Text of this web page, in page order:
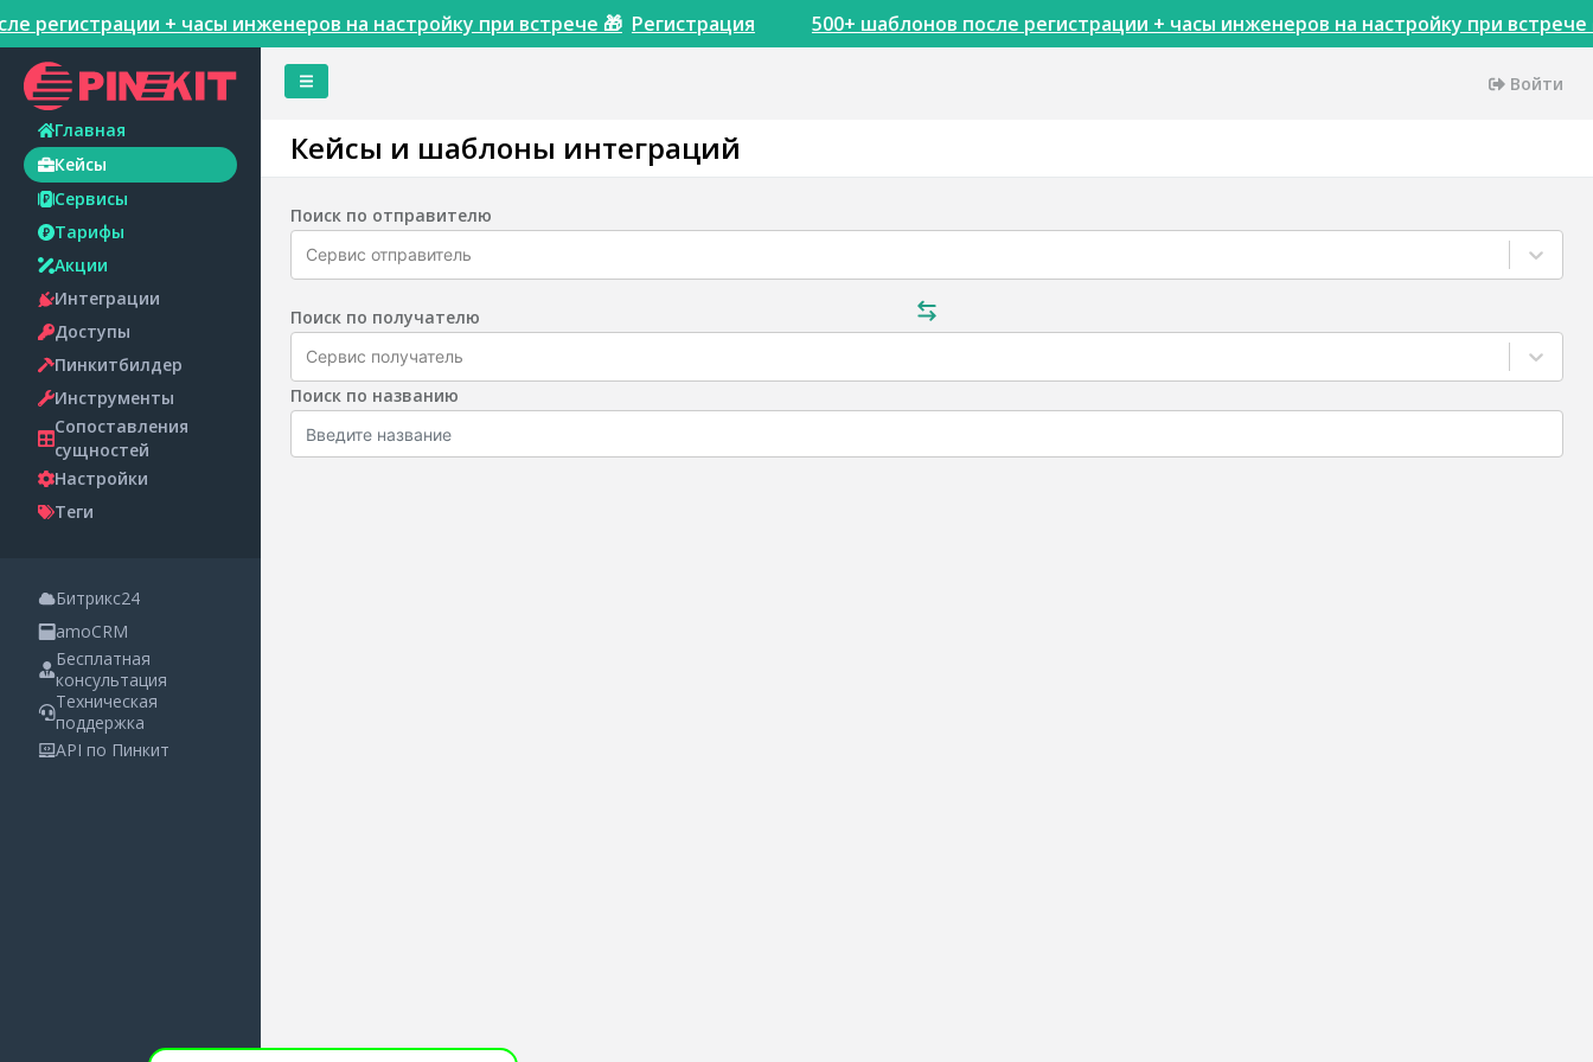
регистрации + часы инженеров на настройку при встрече 🎁 Регистрация 500+ шаблонов после регистрации + часы инженеров на настройку при встрече
Главная
Кейсы
Сервисы
Тарифы
Акции
Интеграции
Доступы
Пинкитбилдер
Инструменты
Сопоставления
сущностей
Настройки
Теги
Битрикс24
amoCRM
Бесплатная
консультация
Техническая
поддержка
API по Пинкит
Войти
Кейсы и шаблоны интеграций
Поиск по отправителю
Сервис отправитель
Поиск по получателю
Сервис получатель
Поиск по названию